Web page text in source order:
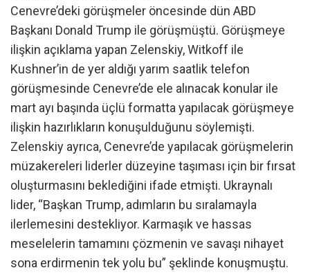
Cenevre’deki görüşmeler öncesinde dün ABD
Başkanı Donald Trump ile görüşmüştü. Görüşmeye
ilişkin açıklama yapan Zelenskiy, Witkoff ile
Kushner’in de yer aldığı yarım saatlik telefon
görüşmesinde Cenevre’de ele alınacak konular ile
mart ayı başında üçlü formatta yapılacak görüşmeye
ilişkin hazırlıkların konuşulduğunu söylemişti.
Zelenskiy ayrıca, Cenevre’de yapılacak görüşmelerin
müzakereleri liderler düzeyine taşıması için bir fırsat
oluşturmasını beklediğini ifade etmişti. Ukraynalı
lider, “Başkan Trump, adımların bu sıralamayla
ilerlemesini destekliyor. Karmaşık ve hassas
meselelerin tamamını çözmenin ve savaşı nihayet
sona erdirmenin tek yolu bu” şeklinde konuşmuştu.